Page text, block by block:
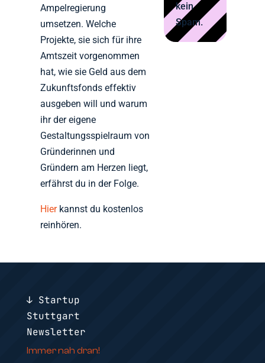
Ampelregierung
umsetzen. Welche
Projekte, sie sich für ihre
Amtszeit vorgenommen
hat, wie sie Geld aus dem
Zukunftsfonds effektiv
ausgeben will und warum
ihr der eigene
Gestaltungsspielraum von
Gründerinnen und
Gründern am Herzen liegt,
erfährst du in der Folge.
Hierkannst du kostenlos
reinhören.
kein
Spam.
↓ Startup
Stuttgart
Newsletter
Immer nah dran!